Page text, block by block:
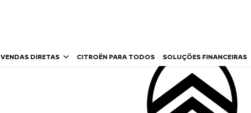
VENDAS DIRETAS CITROËN PARA TODOS SOLUÇÕES FINANCEIRAS